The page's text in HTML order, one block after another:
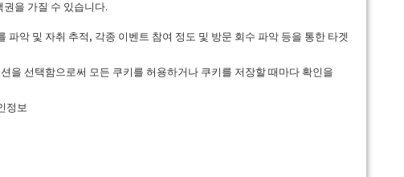
을 가질 수 있습니다.
악 및 자취 추적, 각종 이벤트 참여 정도 및 방문 회수 파악 등을 통한 타겟
을 선택함으로써 모든 쿠키를 허용하거나 쿠키를 저장할 때마다 확인을
정보